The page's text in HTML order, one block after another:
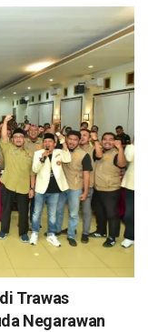
Trawas
Negarawan